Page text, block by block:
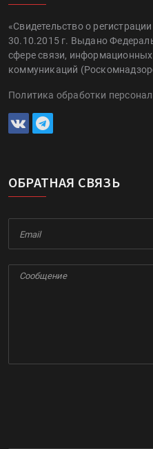
«Свидетельство о
30.10.2015 г. Выдано
сфере связи,
коммуникаций
Политика обработки
ОБРАТНАЯ СВЯЗЬ